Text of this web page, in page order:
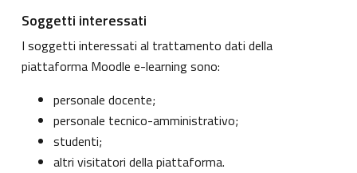
Soggetti interessati
I soggetti interessati al trattamento dati della
piattaforma Moodle e-learning sono:
personale docente;
personale tecnico-amministrativo;
studenti;
altri visitatori della piattaforma.